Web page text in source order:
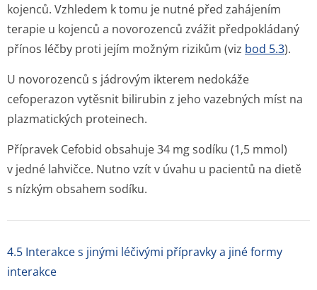
kojenců. Vzhledem k tomu je nutné před zahájením
terapie u kojenců a novorozenců zvážit předpokládaný
přínos léčby proti jejím možným rizikům (viz bod 5.3).
U novorozenců s jádrovým ikterem nedokáže
cefoperazon vytěsnit bilirubin z jeho vazebných míst na
plazmatických proteinech.
Přípravek Cefobid obsahuje 34 mg sodíku (1,5 mmol)
v jedné lahvičce. Nutno vzít v úvahu u pacientů na dietě
s nízkým obsahem sodíku.
4.5 Interakce s jinými léčivými přípravky a jiné formy
interakce